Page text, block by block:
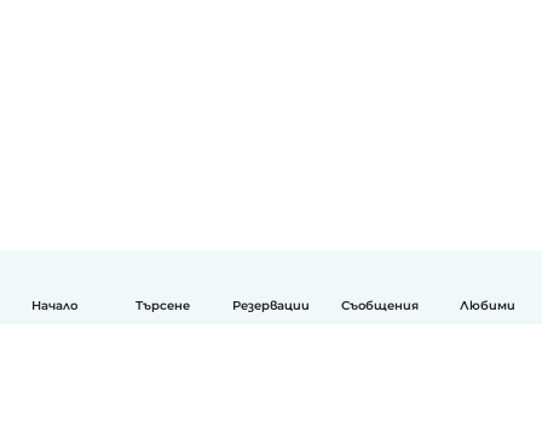
Начало Търсене Резервации Съобщения Любими